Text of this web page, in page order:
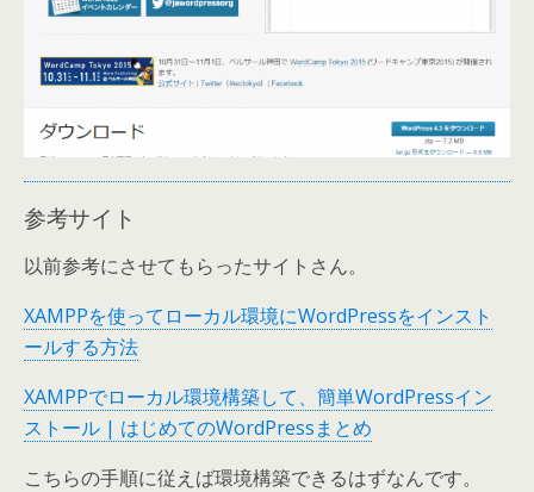
参考サイト
以前参考にさせてもらったサイトさん。
XAMPPを使ってローカル環境にWordPressをインスト
ールする方法
XAMPPでローカル環境構築して、簡単WordPressイン
ストール | はじめてのWordPressまとめ
こちらの手順に従えば環境構築できるはずなんです。